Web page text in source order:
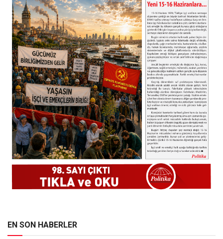
EN SON HABERLER